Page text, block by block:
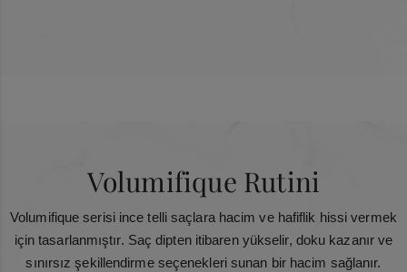
Volumifique Rutini
Volumifique serisi ince telli saçlara hacim ve hafiflik hissi vermek
için tasarlanmıştır. Saç dipten itibaren yükselir, doku kazanır ve
sınırsız şekillendirme seçenekleri sunan bir hacim sağlanır.